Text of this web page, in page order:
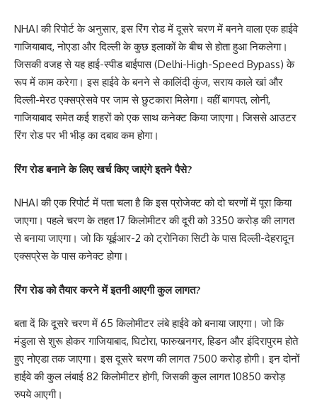
NHAI की रिपोर्ट के अनुसार, इस रिंग रोड में दूसरे चरण में बनने वाला एक हाईवे
गाजियाबाद, नोएडा और दिल्ली के कुछ इलाकों के बीच से होता हुआ निकलेगा।
जिसकी वजह से यह हाई-स्पीड बाईपास (Delhi-High-Speed Bypass) के
रूप में काम करेगा। इस हाईवे के बनने से कालिंदी कुंज, सराय काले खां और
दिल्ली-मेरठ एक्सप्रेसवे पर जाम से छुटकारा मिलेगा। वहीं बागपत, लोनी,
गाजियाबाद समेत कई शहरों को एक साथ कनेक्ट किया जाएगा। जिससे आउटर
रिंग रोड पर भी भीड़ का दबाव कम होगा।
रिंग रोड बनाने के लिए खर्च किए जाएंगे इतने पैसे?
NHAI की एक रिपोर्ट में पता चला है कि इस प्रोजेक्ट को दो चरणों में पूरा किया
जाएगा। पहले चरण के तहत 17 किलोमीटर की दूरी को 3350 करोड़ की लागत
से बनाया जाएगा। जो कि यूईआर-2 को ट्रोनिका सिटी के पास दिल्ली-देहरादून
एक्सप्रेस के पास कनेक्ट होगा।
रिंग रोड को तैयार करने में इतनी आएगी कुल लागत?
बता दें कि दूसरे चरण में 65 किलोमीटर लंबे हाईवे को बनाया जाएगा। जो कि
मंडुला से शुरू होकर गाजियाबाद, घिटोरा, फारुखनगर, हिडन और इंदिरापुरम होते
हुए नोएडा तक जाएगा। इस दूसरे चरण की लागत 7500 करोड़ होगी। इन दोनों
हाईवे की कुल लंबाई 82 किलोमीटर होगी, जिसकी कुल लागत 10850 करोड़
रुपये आएगी।